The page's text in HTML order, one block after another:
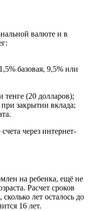
валюте и в
базовая, 9,5% или
тенге (20 долларов);
закрытии вклада;
через интернет-
на ребенка, ещё не
Расчет сроков
лет осталось до
16 лет.